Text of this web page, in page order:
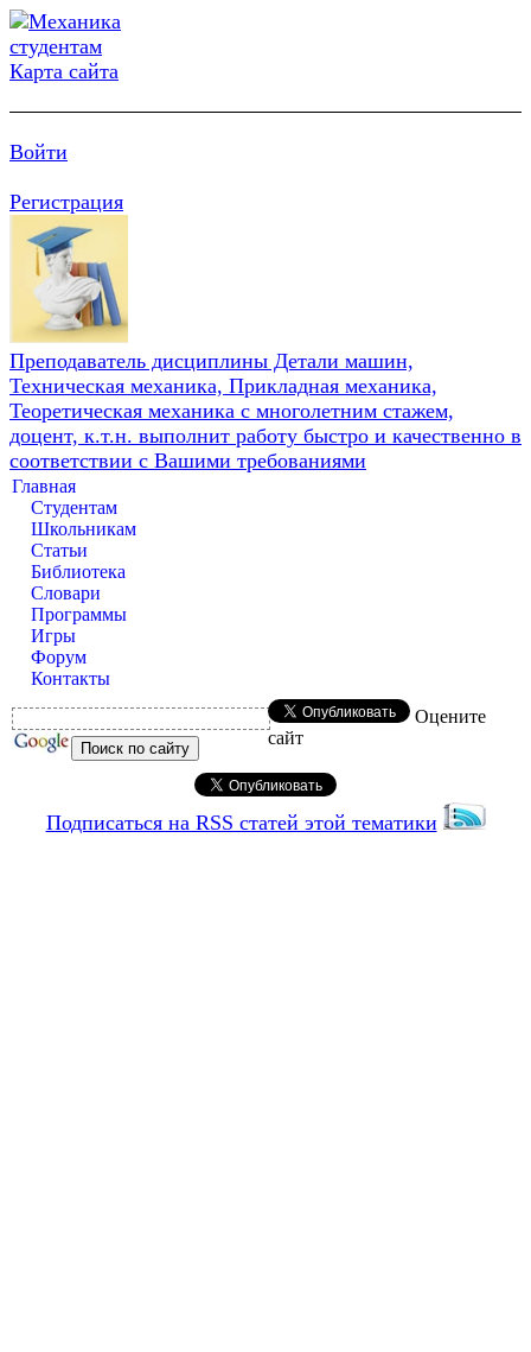
Карта сайта
Войти
Регистрация
Преподаватель дисциплины Детали машин,
Техническая механика, Прикладная механика,
Теоретическая механика с многолетним стажем,
доцент, к.т.н. выполнит работу быстро и качественно в
соответствии с Вашими требованиями
Главная
Студентам
Школьникам
Статьи
Библиотека
Словари
Программы
Игры
Форум
Контакты
Оцените
сайт
Подписаться на RSS статей этой тематики